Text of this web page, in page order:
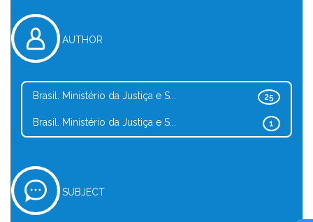
AUTHOR
25
Brasil. Ministério da Justiça e S...
1
Brasil. Ministério da Justiça e S...
SUBJECT